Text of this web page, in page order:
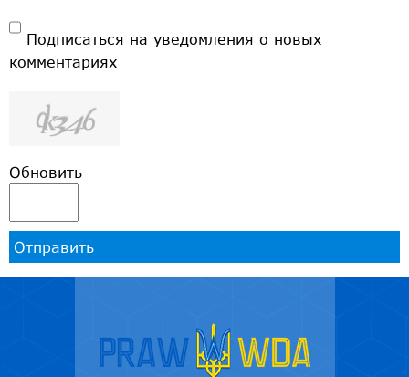
Подписаться на уведомления о новых
комментариях
Обновить
Отправить